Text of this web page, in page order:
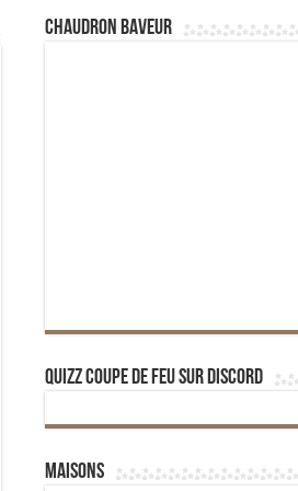
Chaudron Baveur
Quizz Coupe de Feu sur Discord
Maisons